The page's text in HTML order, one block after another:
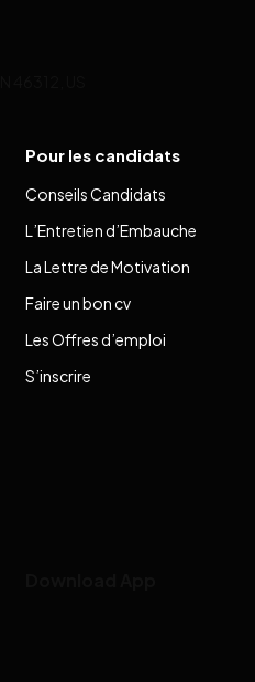
Pour les candidats
Conseils Candidats
L’Entretien d’Embauche
La Lettre de Motivation
Faire un bon cv
Les Offres d’emploi
S’inscrire